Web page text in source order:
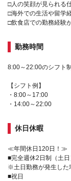
□人の笑顔が見られる
□海外での生活や留学
□飲食店での勤務経験
勤務時間
8:00～22:00のシフト
【シフト例】
・8:00～17:00
・14:00～22:00
休日休暇
≪年間休日120日！≫
■完全週休2日制（土日
※土日勤務が発生した
■祝日